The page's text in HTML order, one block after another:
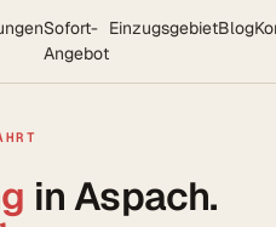
Sofort-
Angebot
EinzugsgebietBlog
in Aspach.